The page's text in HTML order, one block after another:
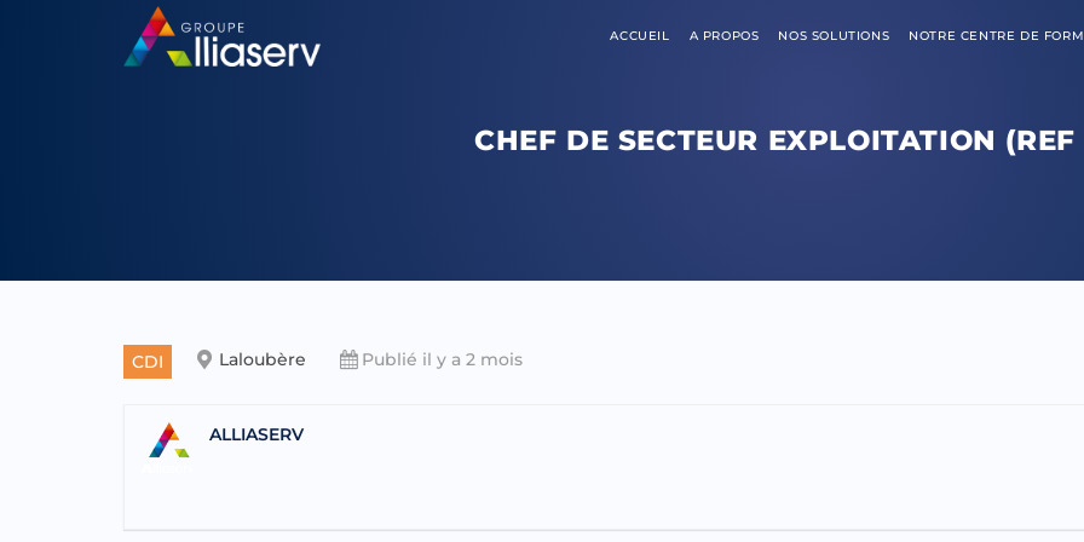
ACCUEIL A PROPOS NOS SOLUTIONS NOTRE CENTRE DE
CHEF DE SECTEUR EXPLOITATION
CDI Laloubère Publié il y a 2 mois
ALLIASERV